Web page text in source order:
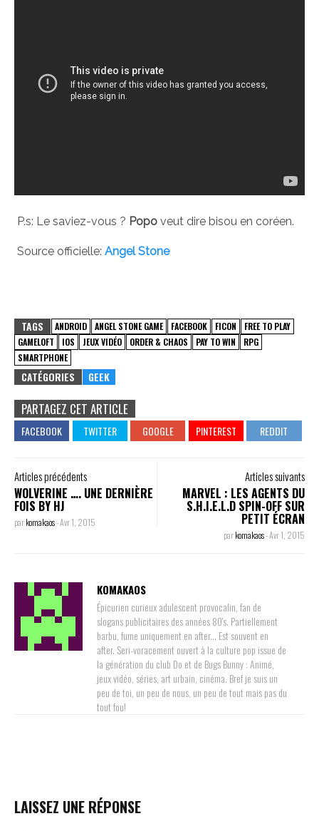
P.s: Le saviez-vous ? Popo veut dire bisou en coréen.
Source officielle: Angel Stone
TAGS ANDROID ANGEL STONE GAME FACEBOOK FICON
FREE TO PLAY
GAMELOFT
IOS JEUX VIDÉO ORDER & CHAOS PAY TO WIN
RPG
SMARTPHONE
CATÉGORIES GEEK
PARTAGEZ CET ARTICLE
Articles précédents
WOLVERINE …. UNE DERNIÈRE
FOIS BY HJ
parkomakaos-Avr 1, 2015
Articles suivants
MARVEL : LES AGENTS DU
S.H.I.E.L.D SPIN-OFF SUR
PETIT ÉCRAN
parkomakaos-Avr 1, 2015
KOMAKAOS
Épicurien curieux adulescent provocalin, fan de
slogans publicitaires des années 80's. Partiellement
barbu, fume uniquement en after... Est souvent en
after. Seri-voracement ouvert à la culture pop issue de
la génération du club Do et de Bugs Bunny : Animé,
jeux vidéo, séries, art urbain, cinéma. Bref je suis un
peu de toi, un peu de nous, un peu de tout mais pas du
tout fou!
LAISSEZ UNE RÉPONSE